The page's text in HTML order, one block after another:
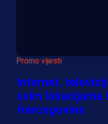
Promo vijesti
Internet,
svim lokacijama
Hercegovine